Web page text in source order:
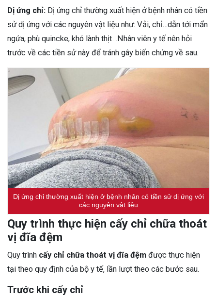
Dị ứng chỉ: Dị ứng chỉ thường xuất hiện ở bệnh nhân có tiền
sử dị ứng với các nguyên vật liệu như: Vải, chỉ…dẫn tới mẩn
ngứa, phù quincke, khó lành thịt…Nhân viên y tế nên hỏi
trước về các tiền sử này để tránh gây biến chứng về sau.
Dị ứng chỉ thường xuất hiện ở bệnh nhân có tiền sử dị ứng với
các nguyên vật liệu
Quy trình thực hiện cấy chỉ chữa thoát
vị đĩa đệm
Quy trình cấy chỉ chữa thoát vị đĩa đệm được thực hiện
tại theo quy định của bộ y tế, lần lượt theo các bước sau.
Trước khi cấy chỉ